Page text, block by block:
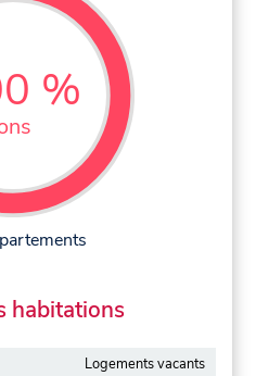
%
habitations
Logements vacants